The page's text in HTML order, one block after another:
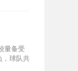
量备受
，球队共